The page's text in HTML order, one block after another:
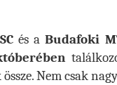
és aBudafoki
Nem csak